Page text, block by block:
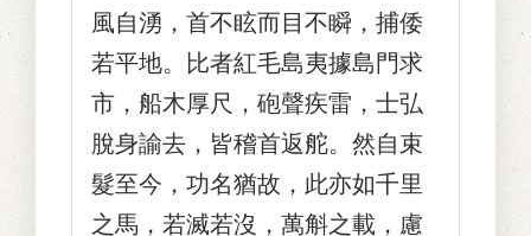
風自湧，首不眩而目不瞬，捕倭
若平地。比者紅毛島夷據島門求
市，船木厚尺，砲聲疾雷，士弘
脫身諭去，皆稽首返舵。然自束
髮至今，功名猶故，此亦如千里
之馬，若滅若沒，萬斛之載，慮